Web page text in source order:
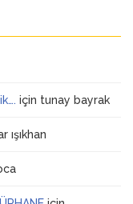
için tunay bayrak
ışıkhan